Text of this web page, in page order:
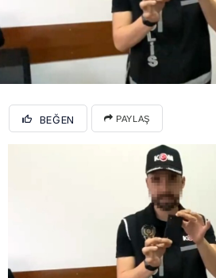
BEĞEN PAYLAŞ